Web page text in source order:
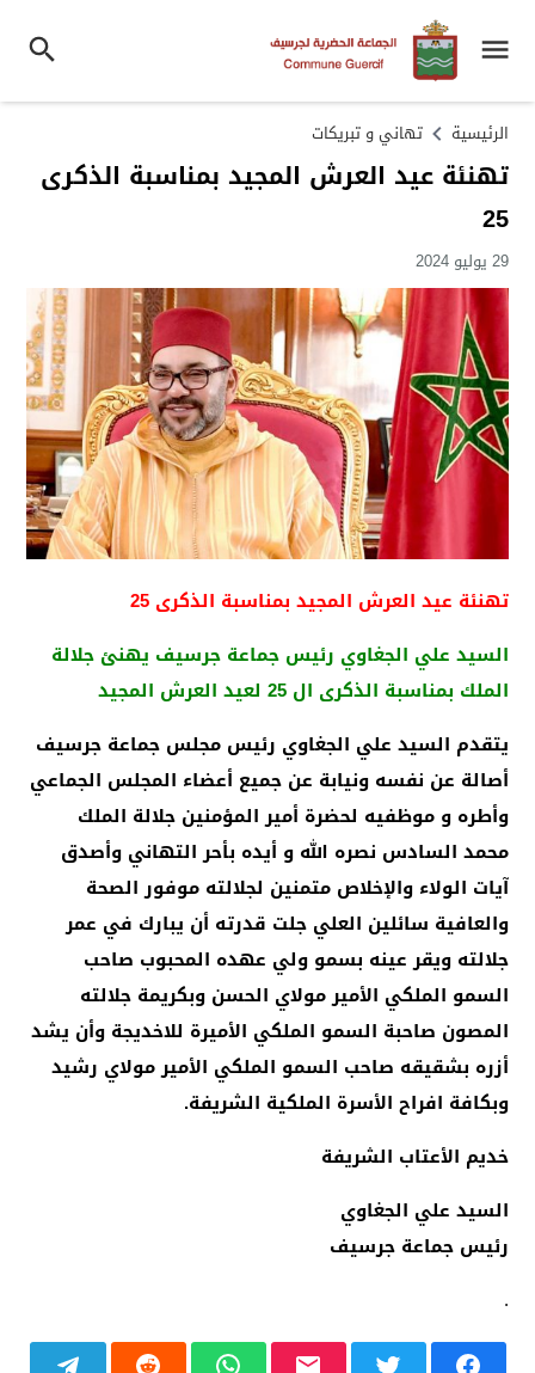
الرئيسية تهاني و تبريكات
تهنئة عيد العرش المجيد بمناسبة الذكرى
25
29 يوليو 2024
تهنئة عيد العرش المجيد بمناسبة الذكرى 25
السيد علي الجغاوي رئيس جماعة جرسيف يهنئ جلالة
الملك بمناسبة الذكرى ال 25 لعيد العرش المجيد
يتقدم السيد علي الجغاوي رئيس مجلس جماعة جرسيف
أصالة عن نفسه ونيابة عن جميع أعضاء المجلس الجماعي
وأطره و موظفيه لحضرة أمير المؤمنين جلالة الملك
محمد السادس نصره الله و أيده بأحر التهاني وأصدق
آيات الولاء والإخلاص متمنين لجلالته موفور الصحة
والعافية سائلين العلي جلت قدرته أن يبارك في عمر
جلالته ويقر عينه بسمو ولي عهده المحبوب صاحب
السمو الملكي الأمير مولاي الحسن وبكريمة جلالته
المصون صاحبة السمو الملكي الأميرة للاخديجة وأن يشد
أزره بشقيقه صاحب السمو الملكي الأمير مولاي رشيد
وبكافة افراح الأسرة الملكية الشريفة.
خديم الأعتاب الشريفة
السيد علي الجغاوي
رئيس جماعة جرسيف
.